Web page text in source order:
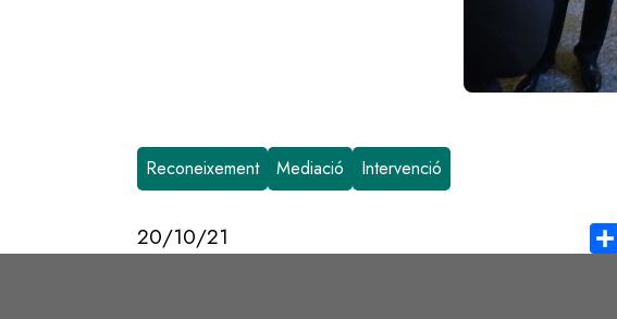
Reconeixement Mediació Intervenció
20/10/21